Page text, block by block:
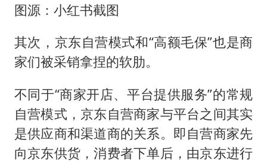
图源：小红书截图
其次，京东自营模式和“高额毛保”也是商
家们被采销拿捏的软肋。
不同于“商家开店、平台提供服务”的常规
自营模式，京东自营商家与平台之间其实
是供应商和渠道商的关系。即自营商家先
向京东供货，消费者下单后，由京东进行